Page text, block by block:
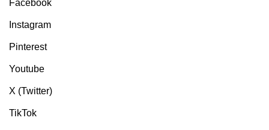
Facebook
Instagram
Pinterest
Youtube
X (Twitter)
TikTok